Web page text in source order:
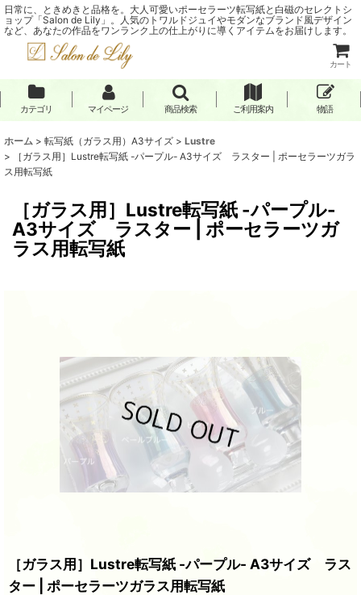
日常に、ときめきと品格を。大人可愛いポーセラーツ転写紙と白磁のセレクトシ
ョップ「Salon de Lily」。人気のトワルドジュイやモダンなブランド風デザイン
など、あなたの作品をワンランク上の仕上がりに導くアイテムをお届けします。
カート
カテゴリ マイページ 商品検索 ご利用案内 物語
ホーム > 転写紙（ガラス用）A3サイズ > Lustre
>
［ガラス用］Lustre転写紙 -パープル- A3サイズ ラスター | ポーセラーツガラ
ス用転写紙
［ガラス用］Lustre転写紙 -パープル-
A3サイズ ラスター | ポーセラーツガ
ラス用転写紙
［ガラス用］Lustre転写紙 -パープル- A3サイズ ラス
ター | ポーセラーツガラス用転写紙